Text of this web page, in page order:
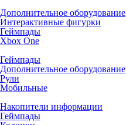
Дополнительное оборудование
Интерактивные фигурки
Геймпады
Xbox One
Геймпады
Дополнительное оборудование
Рули
Мобильные
Накопители информации
Геймпады